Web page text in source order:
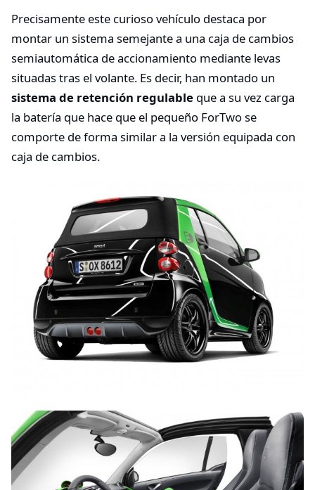
Precisamente este curioso vehículo destaca por
montar un sistema semejante a una caja de cambios
semiautomática de accionamiento mediante levas
situadas tras el volante. Es decir, han montado un
sistema de retención regulable que a su vez carga
la batería que hace que el pequeño ForTwo se
comporte de forma similar a la versión equipada con
caja de cambios.